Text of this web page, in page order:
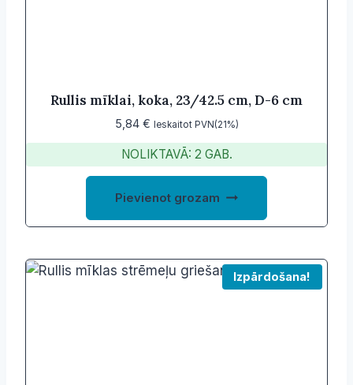
Rullis mīklai, koka, 23/42.5 cm, D-6 cm
5,84 € Ieskaitot PVN(21%)
NOLIKTAVĀ: 2 GAB.
Pievienot grozam
Izpārdošana!